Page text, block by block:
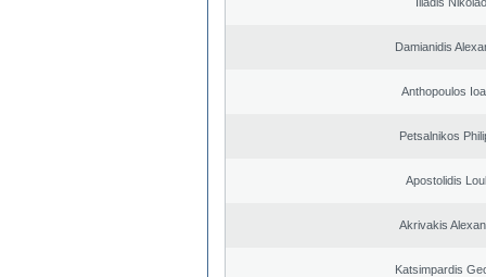
Damianidis
Anthopoulos
Petsalnikos
Apostolidis
Akrivakis
Katsimpardis